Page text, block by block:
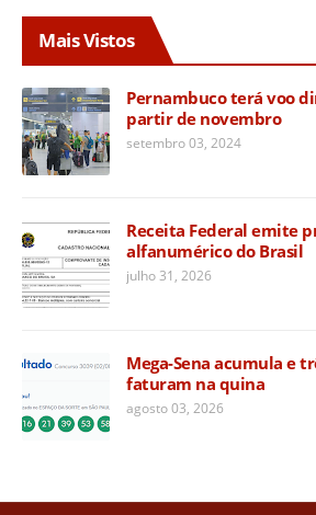
Mais Vistos
Pernambuco terá voo
partir de novembro
setembro 03, 2024
Receita Federal emite
alfanumérico do Brasil
julho 31, 2026
Mega-Sena acumula e
faturam na quina
agosto 03, 2026